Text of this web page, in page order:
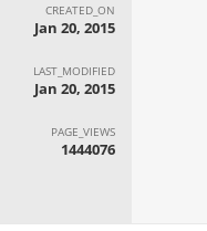
CREATED_ON
Jan 20, 2015
LAST_MODIFIED
Jan 20, 2015
PAGE_VIEWS
1444076